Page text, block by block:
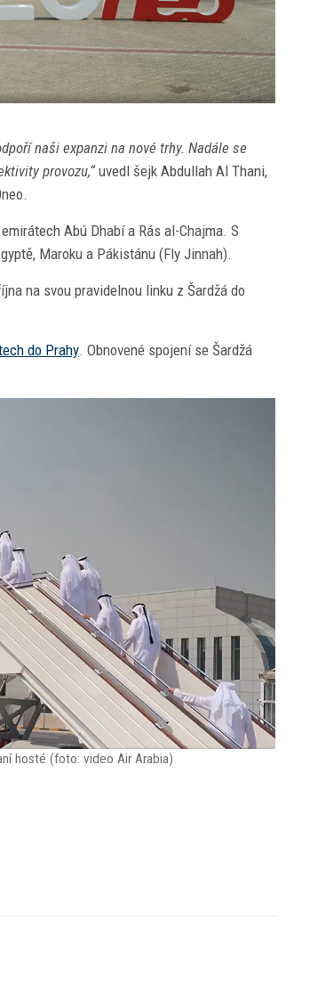
naši expanzi na nové trhy. Nadále se
provozu,“uvedl šejk Abdullah Al Thani,
Abú Dhabí a Rás al-Chajma. S
Maroku a Pákistánu (Fly Jinnah).
na svou pravidelnou linku z Šardžá do
do Prahy. Obnovené spojení se Šardžá
hosté (foto: video Air Arabia)